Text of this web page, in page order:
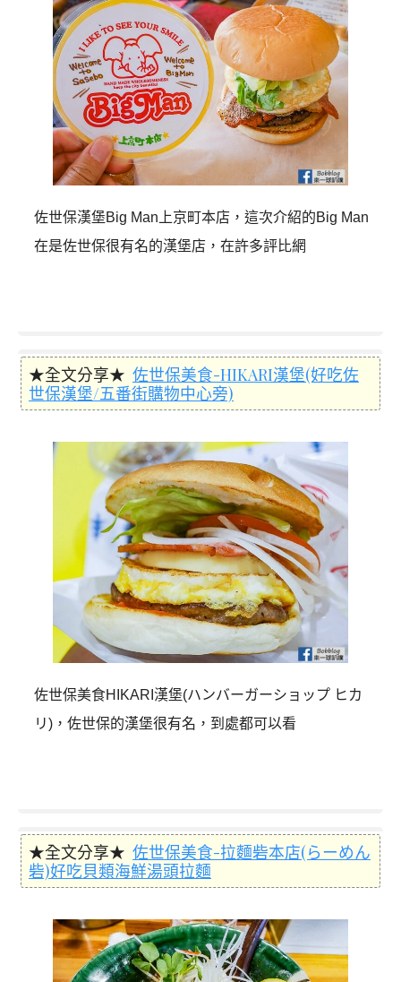
佐世保漢堡Big Man上京町本店，這次介紹的Big Man
在是佐世保很有名的漢堡店，在許多評比網
★全文分享★ 佐世保美食-HIKARI漢堡(好吃佐
世保漢堡/五番街購物中心旁)
佐世保美食HIKARI漢堡(ハンバーガーショップ ヒカ
リ)，佐世保的漢堡很有名，到處都可以看
★全文分享★ 佐世保美食-拉麵砦本店(らーめん
砦)好吃貝類海鮮湯頭拉麵